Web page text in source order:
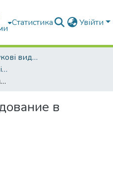
Статистика Увійти
Навчальні та наукові видання
Підручники та навчальні посібники
Машины и оборудование в животноводстве
в